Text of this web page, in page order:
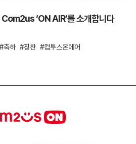
‘ON AIR’를 소개합니다
축하 칭찬 컴투스온에어